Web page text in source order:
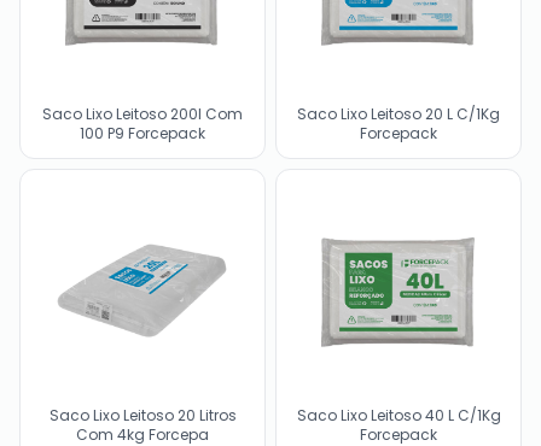
Saco Lixo Leitoso 200l Com
100 P9 Forcepack
Saco Lixo Leitoso 20 L C/1Kg
Forcepack
Saco Lixo Leitoso 20 Litros
Com 4kg Forcepa
Saco Lixo Leitoso 40 L C/1Kg
Forcepack